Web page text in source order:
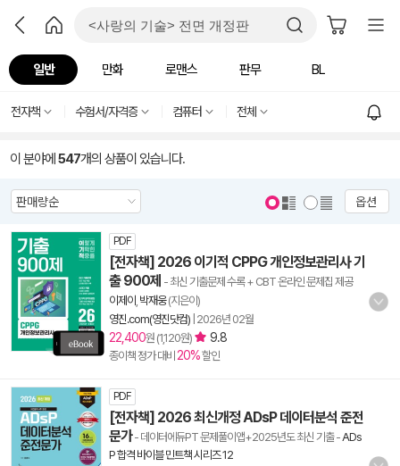
일반 만화 로맨스 판무 BL
전자책 수험서/자격증 컴퓨터 전체
이 분야에 547개의 상품이 있습니다.
옵션
PDF
[전자책] 2026 이기적 CPPG 개인정보관리사 기
출 900제 - 최신 기출문제 수록 + CBT 온라인 문제집 제공
이제이 박재웅(지은이)
영진.com(영진닷컴) 2026년 02월
22,400원 (1,120원) 9.8
종이책 정가 대비 20%할인
PDF
[전자책] 2026 최신개정 ADsP 데이터분석 준전
문가- 데이터에듀PT 문제풀이앱+2025년도 최신 기출-ADs
P 합격 바이블 민트책 시리즈 12